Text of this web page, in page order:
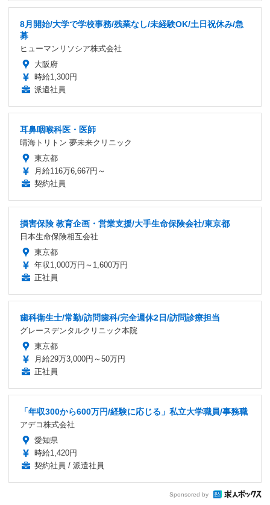
8月開始/大学で学校事務/残業なし/未経験OK/土日祝休み/急
募
ヒューマンリソシア株式会社
大阪府
時給1,300円
派遣社員
耳鼻咽喉科医・医師
晴海トリトン 夢未来クリニック
東京都
月給116万6,667円～
契約社員
損害保険 教育企画・営業支援/大手生命保険会社/東京都
日本生命保険相互会社
東京都
年収1,000万円～1,600万円
正社員
歯科衛生士/常勤/訪問歯科/完全週休2日/訪問診療担当
グレースデンタルクリニック本院
東京都
月給29万3,000円～50万円
正社員
「年収300から600万円/経験に応じる」私立大学職員/事務職
アデコ株式会社
愛知県
時給1,420円
契約社員 / 派遣社員
Sponsored by